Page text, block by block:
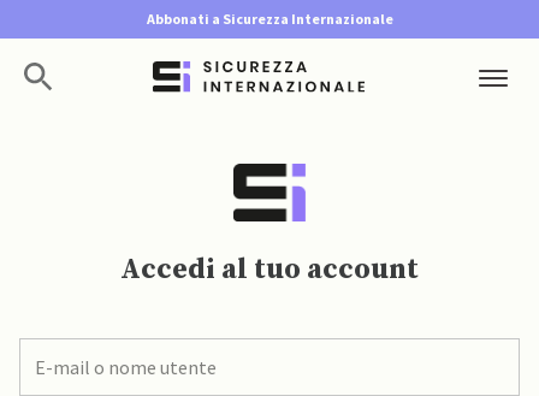
Abbonati a Sicurezza Internazionale
Accedi al tuo account